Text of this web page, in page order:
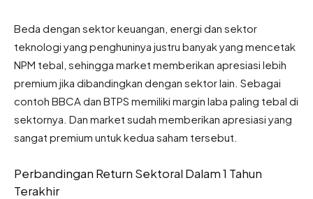
Beda dengan sektor keuangan, energi dan sektor
teknologi yang penghuninya justru banyak yang mencetak
NPM tebal, sehingga market memberikan apresiasi lebih
premium jika dibandingkan dengan sektor lain. Sebagai
contoh BBCA dan BTPS memiliki margin laba paling tebal di
sektornya. Dan market sudah memberikan apresiasi yang
sangat premium untuk kedua saham tersebut.
Perbandingan Return Sektoral Dalam 1 Tahun
Terakhir